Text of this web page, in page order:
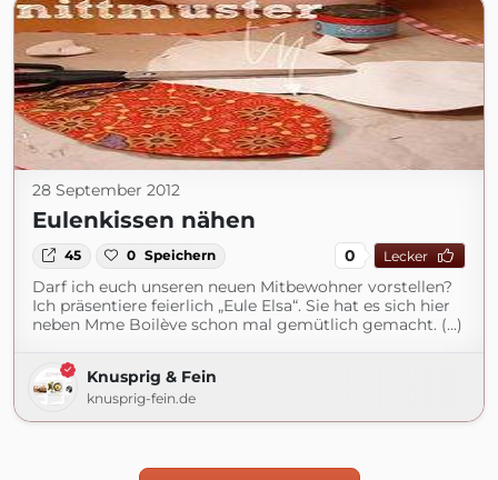
28 September 2012
Eulenkissen nähen
45 0 Speichern 0 Lecker
Darf ich euch unseren neuen Mitbewohner vorstellen?
Ich präsentiere feierlich „Eule Elsa“. Sie hat es sich hier
neben Mme Boilève schon mal gemütlich gemacht. (...)
Knusprig & Fein
knusprig-fein.de